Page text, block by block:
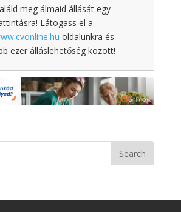
meg álmaid állását egy
Látogass el a
oldalunkra és
ezer álláslehetőség között!